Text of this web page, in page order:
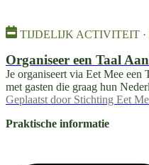
TIJDELIJK ACTIVITEIT
Organiseer een Taal
Je organiseert via Eet Mee
met gasten die graag hun
Geplaatst door Stichting Eet
Praktische informatie